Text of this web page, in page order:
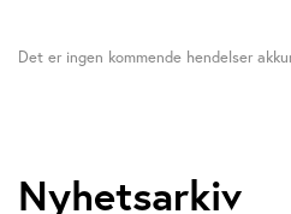
Det er ingen kommende hendelser
Nyhetsarkiv